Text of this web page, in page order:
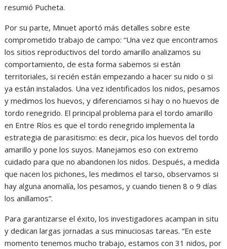
resumió Pucheta.
Por su parte, Minuet aportó más detalles sobre este
comprometido trabajo de campo: “Una vez que encontramos
los sitios reproductivos del tordo amarillo analizamos su
comportamiento, de esta forma sabemos si están
territoriales, si recién están empezando a hacer su nido o si
ya están instalados. Una vez identificados los nidos, pesamos
y medimos los huevos, y diferenciamos si hay o no huevos de
tordo renegrido. El principal problema para el tordo amarillo
en Entre Ríos es que el tordo renegrido implementa la
estrategia de parasitismo: es decir, pica los huevos del tordo
amarillo y pone los suyos. Manejamos eso con extremo
cuidado para que no abandonen los nidos. Después, a medida
que nacen los pichones, les medimos el tarso, observamos si
hay alguna anomalía, los pesamos, y cuando tienen 8 o 9 días
los anillamos”.
Para garantizarse el éxito, los investigadores acampan in situ
y dedican largas jornadas a sus minuciosas tareas. “En este
momento tenemos mucho trabajo, estamos con 31 nidos, por